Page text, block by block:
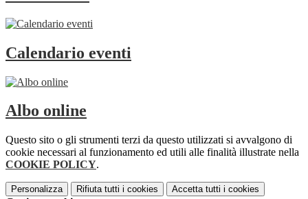
Calendario eventi
Albo online
Questo sito o gli strumenti terzi da questo utilizzati si avvalgono di
cookie necessari al funzionamento ed utili alle finalità illustrate nella
COOKIE POLICY.
Personalizza Rifiuta tutti i cookies Accetta tutti i cookies